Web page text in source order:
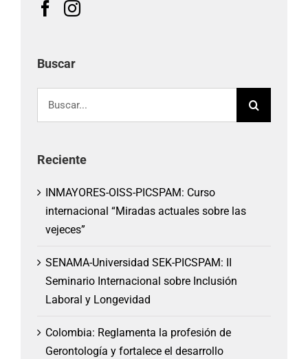
Buscar
Reciente
INMAYORES-OISS-PICSPAM: Curso
internacional “Miradas actuales sobre las
vejeces”
SENAMA-Universidad SEK-PICSPAM: II
Seminario Internacional sobre Inclusión
Laboral y Longevidad
Colombia: Reglamenta la profesión de
Gerontología y fortalece el desarrollo